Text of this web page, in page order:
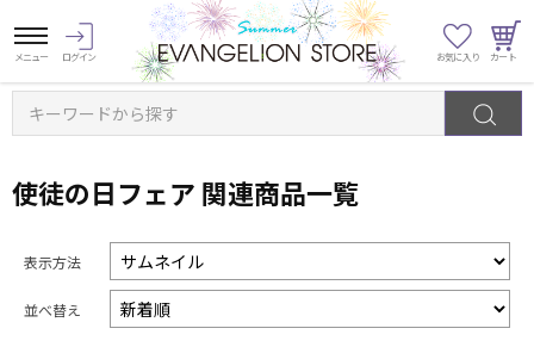
キーワードから探す
使徒の日フェア 関連商品一覧
表示方法
並べ替え